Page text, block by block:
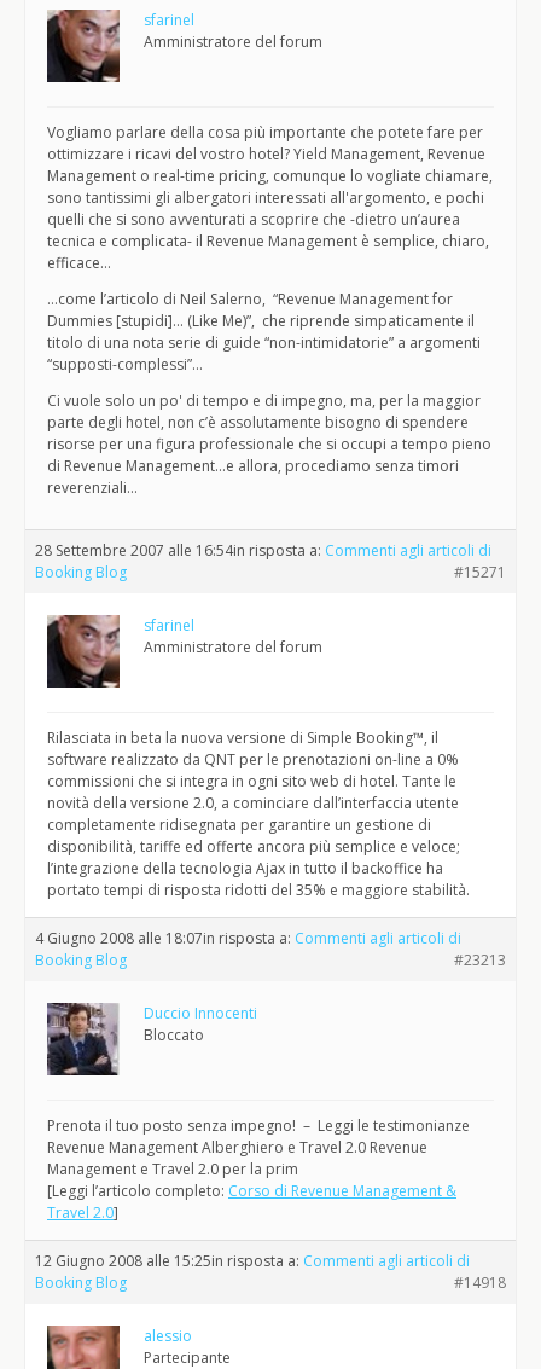
sfarinel
Amministratore del forum
Vogliamo parlare della cosa più importante che potete fare per
ottimizzare i ricavi del vostro hotel? Yield Management, Revenue
Management o real-time pricing, comunque lo vogliate chiamare,
sono tantissimi gli albergatori interessati all'argomento, e pochi
quelli che si sono avventurati a scoprire che -dietro un’aurea
tecnica e complicata- il Revenue Management è semplice, chiaro,
efficace…
…come l’articolo di Neil Salerno, “Revenue Management for
Dummies [stupidi]… (Like Me)”, che riprende simpaticamente il
titolo di una nota serie di guide “non-intimidatorie” a argomenti
“supposti-complessi”…
Ci vuole solo un po' di tempo e di impegno, ma, per la maggior
parte degli hotel, non c’è assolutamente bisogno di spendere
risorse per una figura professionale che si occupi a tempo pieno
di Revenue Management…e allora, procediamo senza timori
reverenziali…
28 Settembre 2007 alle 16:54in risposta a: Commenti agli articoli di
Booking Blog
#15271
sfarinel
Amministratore del forum
Rilasciata in beta la nuova versione di Simple Booking™, il
software realizzato da QNT per le prenotazioni on-line a 0%
commissioni che si integra in ogni sito web di hotel. Tante le
novità della versione 2.0, a cominciare dall’interfaccia utente
completamente ridisegnata per garantire un gestione di
disponibilità, tariffe ed offerte ancora più semplice e veloce;
l’integrazione della tecnologia Ajax in tutto il backoffice ha
portato tempi di risposta ridotti del 35% e maggiore stabilità.
4 Giugno 2008 alle 18:07in risposta a: Commenti agli articoli di
Booking Blog
#23213
Duccio Innocenti
Bloccato
Prenota il tuo posto senza impegno! – Leggi le testimonianze
Revenue Management Alberghiero e Travel 2.0 Revenue
Management e Travel 2.0 per la prim
[Leggi l’articolo completo: Corso di Revenue Management &
Travel 2.0]
12 Giugno 2008 alle 15:25in risposta a: Commenti agli articoli di
Booking Blog
#14918
alessio
Partecipante